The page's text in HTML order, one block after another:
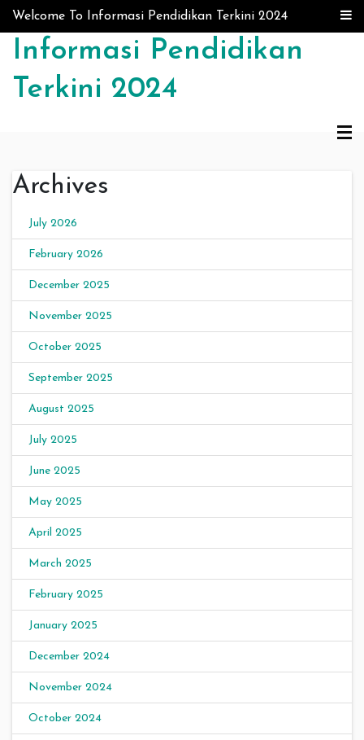
Skip to content
Welcome To Informasi Pendidikan Terkini 2024
Informasi Pendidikan
Terkini 2024
Archives
July 2026
February 2026
December 2025
November 2025
October 2025
September 2025
August 2025
July 2025
June 2025
May 2025
April 2025
March 2025
February 2025
January 2025
December 2024
November 2024
October 2024